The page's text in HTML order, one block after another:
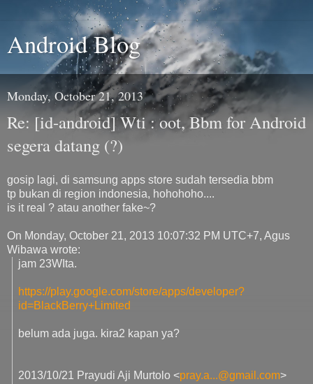
Android Blog
Monday, October 21, 2013
Re: [id-android] Wti : oot, Bbm for Android
segera datang (?)
gosip lagi, di samsung apps store sudah tersedia bbm
tp bukan di region indonesia, hohohoho....
is it real ? atau another fake~?
On Monday, October 21, 2013 10:07:32 PM UTC+7, Agus
Wibawa wrote:
jam 23WIta.
https://play.google.com/store/apps/developer?
id=BlackBerry+Limited
belum ada juga. kira2 kapan ya?
2013/10/21 Prayudi Aji Murtolo <pray.a...@gmail.com>